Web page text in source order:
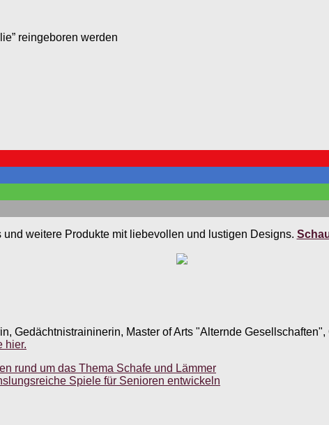
reingeboren werden
und weitere Produkte mit liebevollen und lustigen Designs.
Gedächtnistraininerin, Master of Arts "Alternde
hier.
rund um das Thema Schafe und Lämmer
Spiele für Senioren entwickeln